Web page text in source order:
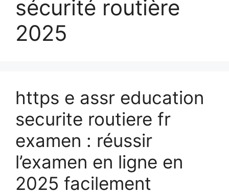
sécurité routière
2025
https e assr education
securite routiere fr
examen : réussir
l’examen en ligne en
2025 facilement